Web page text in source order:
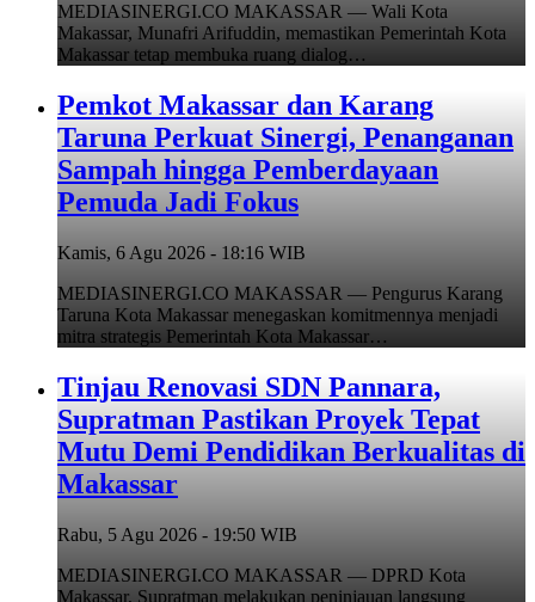
MEDIASINERGI.CO MAKASSAR — Wali Kota
Makassar, Munafri Arifuddin, memastikan Pemerintah Kota
Makassar tetap membuka ruang dialog…
Pemkot Makassar dan Karang
Taruna Perkuat Sinergi, Penanganan
Sampah hingga Pemberdayaan
Pemuda Jadi Fokus
Kamis, 6 Agu 2026 - 18:16 WIB
MEDIASINERGI.CO MAKASSAR — Pengurus Karang
Taruna Kota Makassar menegaskan komitmennya menjadi
mitra strategis Pemerintah Kota Makassar…
Tinjau Renovasi SDN Pannara,
Supratman Pastikan Proyek Tepat
Mutu Demi Pendidikan Berkualitas di
Makassar
Rabu, 5 Agu 2026 - 19:50 WIB
MEDIASINERGI.CO MAKASSAR — DPRD Kota
Makassar, Supratman melakukan peninjauan langsung